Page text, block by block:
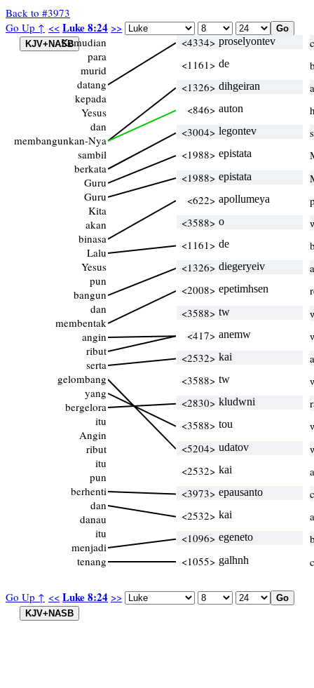
Back to #3973
Go Up ↑ << Luke 8:24 >>
Go Up ↑ << Luke 8:24 >>
Kemudian
para
murid
datang
kepada
Yesus
dan
membangunkan-Nya
sambil
berkata
Guru
Guru
Kita
akan
binasa
Lalu
Yesus
pun
bangun
dan
membentak
angin
ribut
serta
gelombang
yang
bergelora
itu
Angin
ribut
itu
pun
berhenti
dan
danau
itu
menjadi
tenang
<4334> proselyontev
<1161> de
<1326> dihgeiran
<846> auton
<3004> legontev
<1988> epistata
<1988> epistata
<622> apollumeya
<3588> o
<1161> de
<1326> diegeryeiv
<2008> epetimhsen
<3588> tw
<417> anemw
<2532> kai
<3588> tw
<2830> kludwni
<3588> tou
<5204> udatov
<2532> kai
<3973> epausanto
<2532> kai
<1096> egeneto
<1055> galhnh